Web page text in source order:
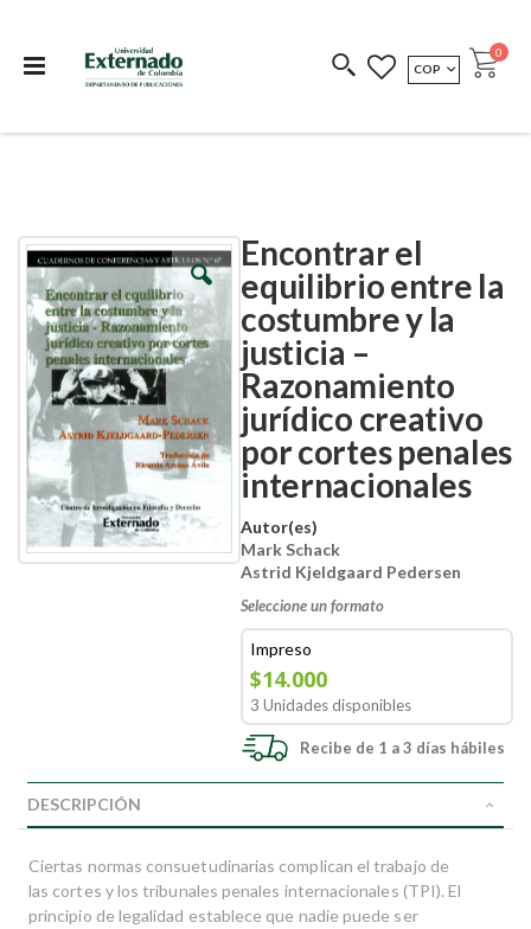
COEDICIONES REDIMIR CÓDIGO
MONEDA
COP Cart
0
Encontrar el
equilibrio entre la
costumbre y la
justicia –
Razonamiento
jurídico creativo
por cortes penales
internacionales
Autor(es)
Mark Schack
Astrid Kjeldgaard Pedersen
Seleccione un formato
Impreso
$14.000
3 Unidades disponibles
Recibe de 1 a 3 días hábiles
Skip
to
end
of
the
images
gallery
Skip
to
beginning
of
the
images
gallery
DESCRIPCIÓN
Ciertas normas consuetudinarias complican el trabajo de
las cortes y los tribunales penales internacionales (TPI). El
principio de legalidad establece que nadie puede ser